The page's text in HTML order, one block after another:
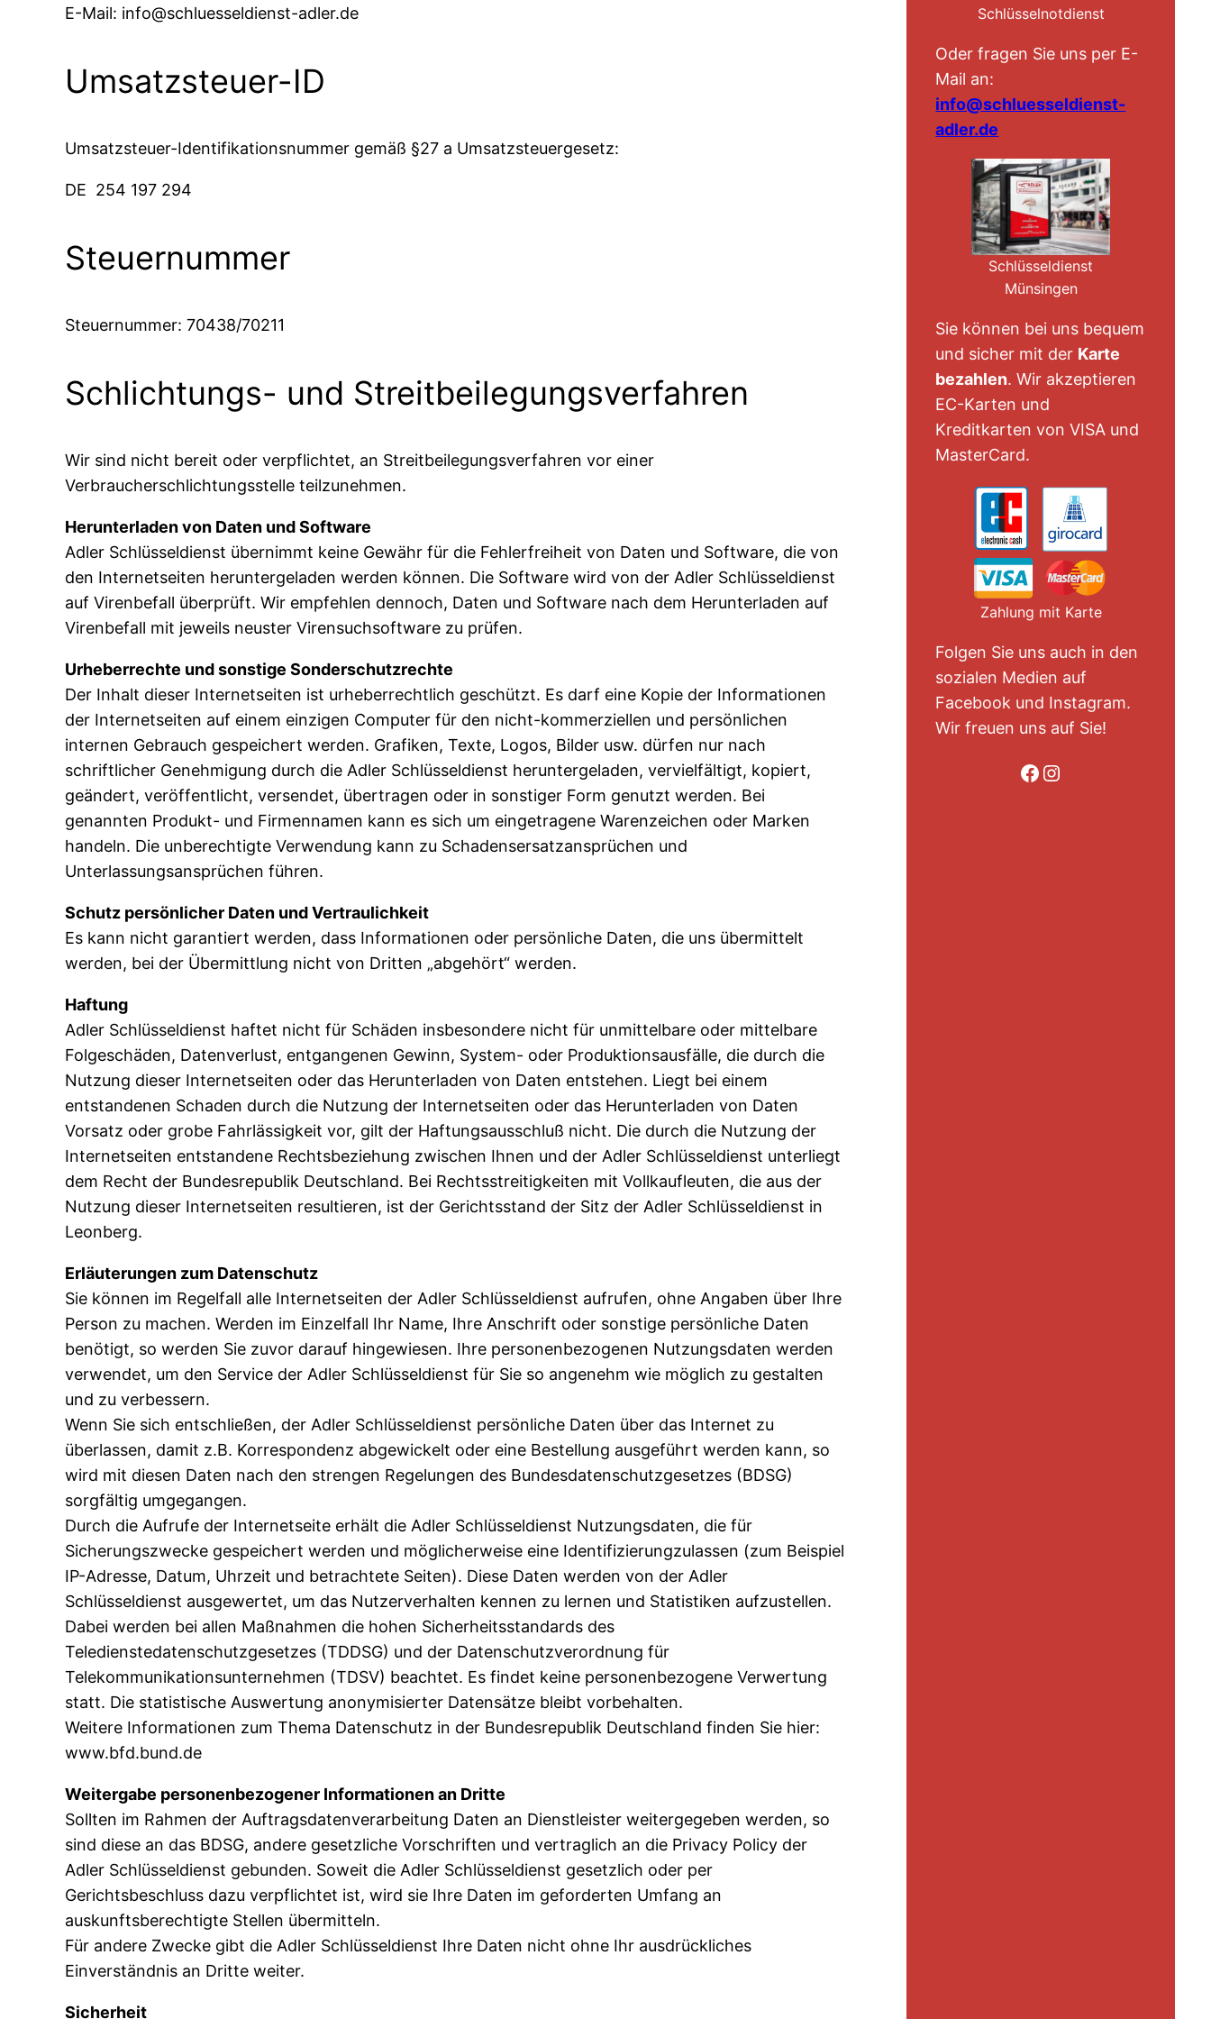
E-Mail: info@schluesseldienst-adler.de
Umsatzsteuer-ID
Umsatzsteuer-Identifikationsnummer gemäß §27 a Umsatzsteuergesetz:
DE 254 197 294
Steuernummer
Steuernummer: 70438/70211
Schlichtungs- und Streitbeilegungsverfahren
Wir sind nicht bereit oder verpflichtet, an Streitbeilegungsverfahren vor einer
Verbraucherschlichtungsstelle teilzunehmen.
Herunterladen von Daten und Software
Adler Schlüsseldienst übernimmt keine Gewähr für die Fehlerfreiheit von Daten und Software, die von
den Internetseiten heruntergeladen werden können. Die Software wird von der Adler Schlüsseldienst
auf Virenbefall überprüft. Wir empfehlen dennoch, Daten und Software nach dem Herunterladen auf
Virenbefall mit jeweils neuster Virensuchsoftware zu prüfen.
Urheberrechte und sonstige Sonderschutzrechte
Der Inhalt dieser Internetseiten ist urheberrechtlich geschützt. Es darf eine Kopie der Informationen
der Internetseiten auf einem einzigen Computer für den nicht-kommerziellen und persönlichen
internen Gebrauch gespeichert werden. Grafiken, Texte, Logos, Bilder usw. dürfen nur nach
schriftlicher Genehmigung durch die Adler Schlüsseldienst heruntergeladen, vervielfältigt, kopiert,
geändert, veröffentlicht, versendet, übertragen oder in sonstiger Form genutzt werden. Bei
genannten Produkt- und Firmennamen kann es sich um eingetragene Warenzeichen oder Marken
handeln. Die unberechtigte Verwendung kann zu Schadensersatzansprüchen und
Unterlassungsansprüchen führen.
Schutz persönlicher Daten und Vertraulichkeit
Es kann nicht garantiert werden, dass Informationen oder persönliche Daten, die uns übermittelt
werden, bei der Übermittlung nicht von Dritten „abgehört“ werden.
Haftung
Adler Schlüsseldienst haftet nicht für Schäden insbesondere nicht für unmittelbare oder mittelbare
Folgeschäden, Datenverlust, entgangenen Gewinn, System- oder Produktionsausfälle, die durch die
Nutzung dieser Internetseiten oder das Herunterladen von Daten entstehen. Liegt bei einem
entstandenen Schaden durch die Nutzung der Internetseiten oder das Herunterladen von Daten
Vorsatz oder grobe Fahrlässigkeit vor, gilt der Haftungsausschluß nicht. Die durch die Nutzung der
Internetseiten entstandene Rechtsbeziehung zwischen Ihnen und der Adler Schlüsseldienst unterliegt
dem Recht der Bundesrepublik Deutschland. Bei Rechtsstreitigkeiten mit Vollkaufleuten, die aus der
Nutzung dieser Internetseiten resultieren, ist der Gerichtsstand der Sitz der Adler Schlüsseldienst in
Leonberg.
Erläuterungen zum Datenschutz
Sie können im Regelfall alle Internetseiten der Adler Schlüsseldienst aufrufen, ohne Angaben über Ihre
Person zu machen. Werden im Einzelfall Ihr Name, Ihre Anschrift oder sonstige persönliche Daten
benötigt, so werden Sie zuvor darauf hingewiesen. Ihre personenbezogenen Nutzungsdaten werden
verwendet, um den Service der Adler Schlüsseldienst für Sie so angenehm wie möglich zu gestalten
und zu verbessern.
Wenn Sie sich entschließen, der Adler Schlüsseldienst persönliche Daten über das Internet zu
überlassen, damit z.B. Korrespondenz abgewickelt oder eine Bestellung ausgeführt werden kann, so
wird mit diesen Daten nach den strengen Regelungen des Bundesdatenschutzgesetzes (BDSG)
sorgfältig umgegangen.
Durch die Aufrufe der Internetseite erhält die Adler Schlüsseldienst Nutzungsdaten, die für
Sicherungszwecke gespeichert werden und möglicherweise eine Identifizierungzulassen (zum Beispiel
IP-Adresse, Datum, Uhrzeit und betrachtete Seiten). Diese Daten werden von der Adler
Schlüsseldienst ausgewertet, um das Nutzerverhalten kennen zu lernen und Statistiken aufzustellen.
Dabei werden bei allen Maßnahmen die hohen Sicherheitsstandards des
Teledienstedatenschutzgesetzes (TDDSG) und der Datenschutzverordnung für
Telekommunikationsunternehmen (TDSV) beachtet. Es findet keine personenbezogene Verwertung
statt. Die statistische Auswertung anonymisierter Datensätze bleibt vorbehalten.
Weitere Informationen zum Thema Datenschutz in der Bundesrepublik Deutschland finden Sie hier:
www.bfd.bund.de
Weitergabe personenbezogener Informationen an Dritte
Sollten im Rahmen der Auftragsdatenverarbeitung Daten an Dienstleister weitergegeben werden, so
sind diese an das BDSG, andere gesetzliche Vorschriften und vertraglich an die Privacy Policy der
Adler Schlüsseldienst gebunden. Soweit die Adler Schlüsseldienst gesetzlich oder per
Gerichtsbeschluss dazu verpflichtet ist, wird sie Ihre Daten im geforderten Umfang an
auskunftsberechtigte Stellen übermitteln.
Für andere Zwecke gibt die Adler Schlüsseldienst Ihre Daten nicht ohne Ihr ausdrückliches
Einverständnis an Dritte weiter.
Sicherheit
Schlüsselnotdienst
Oder fragen Sie uns per E-
Mail an:
info@schluesseldienst-
adler.de
Schlüsseldienst
Münsingen
Sie können bei uns bequem
und sicher mit der Karte
bezahlen. Wir akzeptieren
EC-Karten und
Kreditkarten von VISA und
MasterCard.
Zahlung mit Karte
Folgen Sie uns auch in den
sozialen Medien auf
Facebook und Instagram.
Wir freuen uns auf Sie!
Folge uns auf Facebook Folge uns auf Instagram